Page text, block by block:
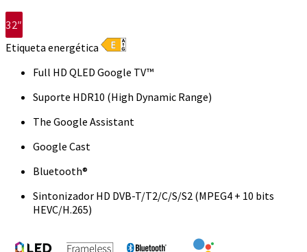
32″
Etiqueta energética
Full HD QLED Google TV™
Suporte HDR10 (High Dynamic Range)
The Google Assistant
Google Cast
Bluetooth®
Sintonizador HD DVB-T/T2/C/S/S2 (MPEG4 + 10 bits
HEVC/H.265)